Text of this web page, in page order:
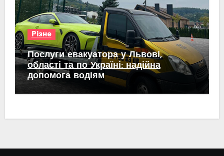
Різне
Послуги евакуатора у Львові,
області та по Україні: надійна
допомога водіям